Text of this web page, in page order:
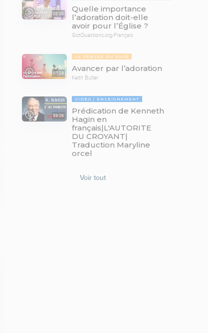
03:08
Quelle importance
lʼadoration doit-elle
avoir pour lʼÉglise ?
GotQuestions.org-Français
07:29
LA PENSÉE DU JOUR
Avancer par l’adoration
Keith Butler
59:06
VIDÉO ENSEIGNEMENT
Prédication de Kenneth
Hagin en
français|L'AUTORITE
DU CROYANT|
Traduction Maryline
orcel
Voir tout